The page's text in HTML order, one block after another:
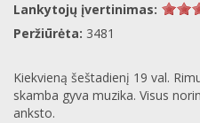
Lankytojų įvertinimas:
Peržiūrėta: 3481
Kiekvieną šeštadienį 19 val.
skamba gyva muzika. Visus
anksto.